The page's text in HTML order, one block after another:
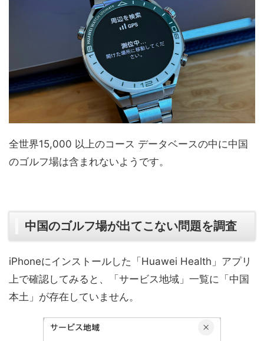
全世界15,000 以上のコース データベースの中に中国
のゴルフ場は含まれないようです。
中国のゴルフ場が出てこない問題を調査
iPhoneにインストールした「Huawei Health」アプリ
上で確認してみると、「サービス地域」一覧に「中国
本土」が存在していません。